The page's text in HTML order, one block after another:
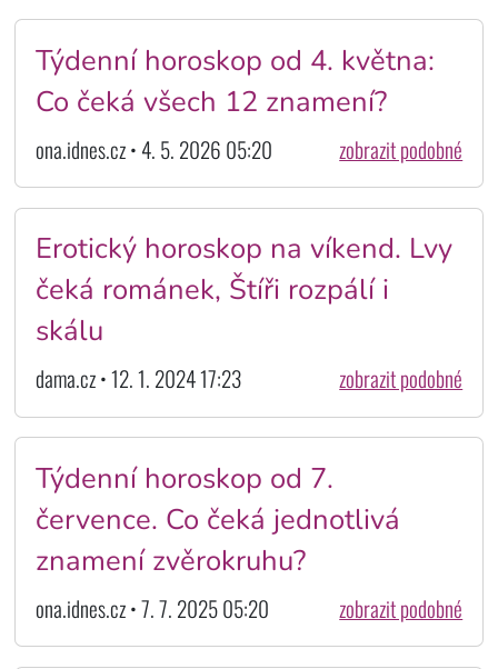
Týdenní horoskop od 4. května:
Co čeká všech 12 znamení?
ona.idnes.cz • 4. 5. 2026 05:20 zobrazit podobné
Erotický horoskop na víkend. Lvy
čeká románek, Štíři rozpálí i
skálu
dama.cz • 12. 1. 2024 17:23 zobrazit podobné
Týdenní horoskop od 7.
července. Co čeká jednotlivá
znamení zvěrokruhu?
ona.idnes.cz • 7. 7. 2025 05:20 zobrazit podobné